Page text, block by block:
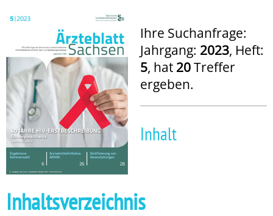
Ihre Suchanfrage:
Jahrgang: 2023, Heft:
5, hat 20Treffer
ergeben.
Inhalt
Inhaltsverzeichnis